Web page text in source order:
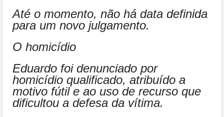
Até o momento, não há data definida
para um novo julgamento.
O homicídio
Eduardo foi denunciado por
homicídio qualificado, atribuído a
motivo fútil e ao uso de recurso que
dificultou a defesa da vítima.